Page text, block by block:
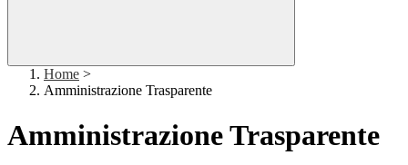
Home >
Amministrazione Trasparente
Amministrazione Trasparente